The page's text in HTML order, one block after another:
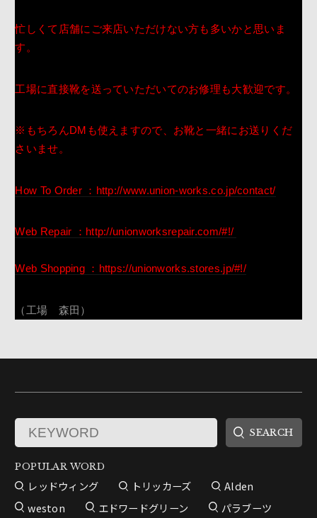
忙しくて店舗にご来店いただけない方も多いかと思いま
す。
工場に直接靴を送っていただいてのお修理も大歓迎です。
※もちろんDMも使えますので、お靴と一緒にお送りくだ
さいませ。
How To Order ：http://www.union-works.co.jp/contact/
Web Repair ：http://unionworksrepair.com/#!/
Web Shopping ：https://unionworks.stores.jp/#!/
（工場 森田）
POPULAR WORD
レッドウィング トリッカーズ
Alden
weston
エドワードグリーン
パラブーツ